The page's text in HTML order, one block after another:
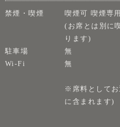
禁煙・喫煙
喫煙可 喫煙専
(お席とは別に
ります)
駐車場
無
Wi-Fi
無
※席料としてお
に含まれます)